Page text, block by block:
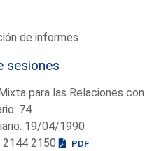
de informes
sesiones
para las Relaciones
74
19/04/1990
2144 2150
PDF